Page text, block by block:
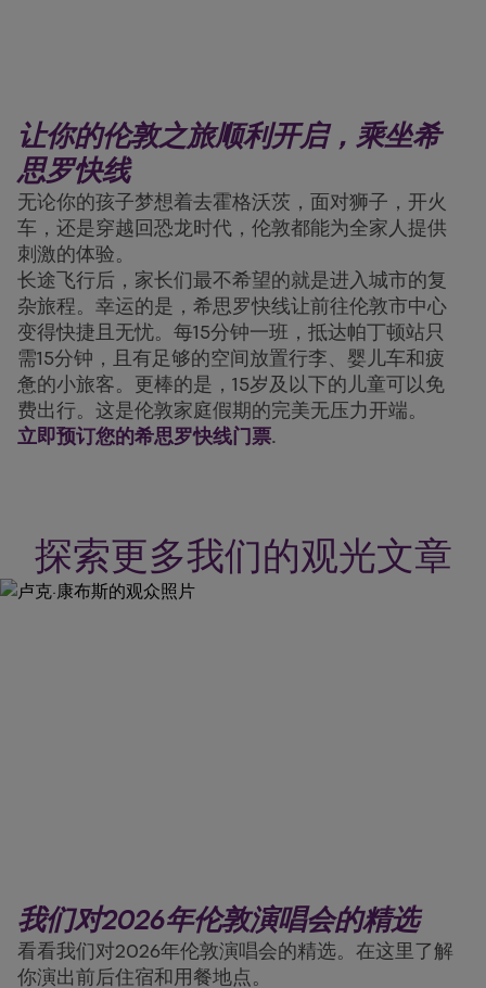
让你的伦敦之旅顺利开启，乘坐希
思罗快线
无论你的孩子梦想着去霍格沃茨，面对狮子，开火
车，还是穿越回恐龙时代，伦敦都能为全家人提供
刺激的体验。
长途飞行后，家长们最不希望的就是进入城市的复
杂旅程。幸运的是，希思罗快线让前往伦敦市中心
变得快捷且无忧。每15分钟一班，抵达帕丁顿站只
需15分钟，且有足够的空间放置行李、婴儿车和疲
惫的小旅客。更棒的是，15岁及以下的儿童可以免
费出行。这是伦敦家庭假期的完美无压力开端。
立即预订您的希思罗快线门票.
探索更多我们的观光文章
我们对2026年伦敦演唱会的精选
看看我们对2026年伦敦演唱会的精选。在这里了解
你演出前后住宿和用餐地点。